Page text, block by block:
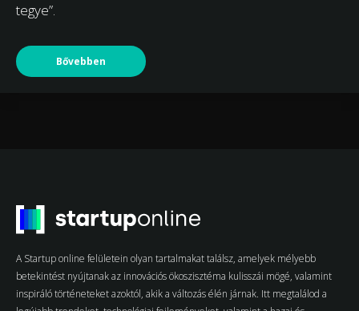
tegye”.
Bővebben
A Startup online felületein olyan tartalmakat találsz, amelyek mélyebb
betekintést nyújtanak az innovációs ökoszisztéma kulisszái mögé, valamint
inspiráló történeteket azoktól, akik a változás élén járnak. Itt megtalálod a